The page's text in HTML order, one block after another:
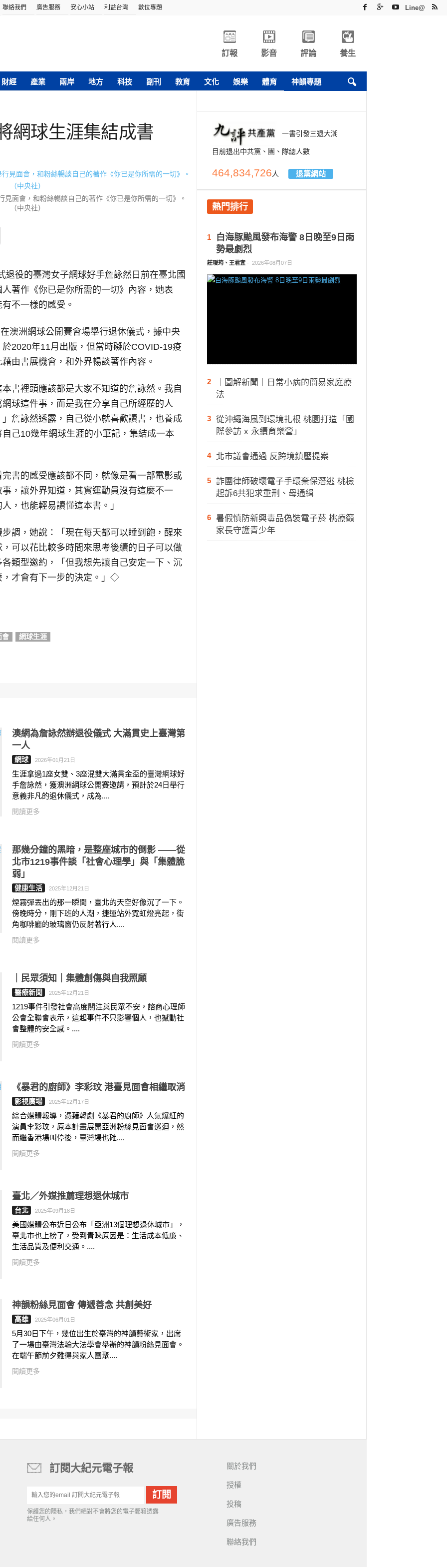
聯絡我們 廣告服務 安心小站 利益台灣 數位專題 Line@
訂報 影音 評論 養生
財經 產業 兩岸 地方 科技 副刊 教育 文化 娛樂 體育 神韻專題
網球生涯集結成書
面會，和粉絲暢談自己的著作《你已是你所需的一切》。
（中央社）
退役的臺灣女子網球好手詹詠然日前在臺北國
著作《你已是你所需的一切》內容，她表
不一樣的感受。
澳洲網球公開賽會場舉行退休儀式，據中央
2020年11月出版，但當時礙於COVID-19疫
由書展機會，和外界暢談著作內容。
書裡頭應該都是大家不知道的詹詠然。我自
球這件事，而是我在分享自己所經歷的人
詹詠然透露，自己從小就喜歡讀書，也養成
己10幾年網球生涯的小筆記，集結成一本
書的感受應該都不同，就像是看一部電影或
，讓外界知道，其實運動員沒有這麼不一
，也能輕易讀懂這本書。」
調，她說：「現在每天都可以睡到飽，醒來
可以花比較多時間來思考後續的日子可以做
類型邀約，「但我想先讓自己安定一下、沉
，才會有下一步的決定。」◇
會 網球生涯
澳網為詹詠然辦退役儀式 大滿貫史上臺灣第
一人
網球 2026年01月21日
生涯拿過1座女雙、3座混雙大滿貫金盃的臺灣網球好
手詹詠然，獲澳洲網球公開賽邀請，預計於24日舉行
意義非凡的退休儀式，成為....
閱讀更多
那幾分鐘的黑暗，是整座城市的倒影 ——從
北市1219事件談「社會心理學」與「集體脆
弱」
健康生活 2025年12月21日
煙霧彈丟出的那一瞬間，臺北的天空好像沉了一下。
傍晚時分，剛下班的人潮，捷運站外霓虹燈亮起，街
角咖啡廳的玻璃窗仍反射著行人....
閱讀更多
｜民眾須知｜集體創傷與自我照顧
醫療新聞 2025年12月21日
1219事件引發社會高度關注與民眾不安，諮商心理師
公會全聯會表示，這起事件不只影響個人，也撼動社
會整體的安全感。....
閱讀更多
《暴君的廚師》李彩玟 港臺見面會相繼取消
影視廣場 2025年12月17日
綜合媒體報導，憑藉韓劇《暴君的廚師》人氣爆紅的
演員李彩玟，原本計畫展開亞洲粉絲見面會巡迴，然
而繼香港場叫停後，臺灣場也確....
閱讀更多
臺北／外媒推薦理想退休城市
台北 2025年09月18日
美國媒體公布近日公布「亞洲13個理想退休城市」，
臺北市也上榜了，受到青睞原因是：生活成本低廉、
生活品質及便利交通。....
閱讀更多
神韻粉絲見面會 傳遞善念 共創美好
高雄 2025年06月01日
5月30日下午，幾位出生於臺灣的神韻藝術家，出席
了一場由臺灣法輪大法學會舉辦的神韻粉絲見面會。
在端午節前夕難得與家人團聚....
閱讀更多
一書引發三退大潮
目前退出中共黨、團、隊總人數
464,834,726人 退黨網站
熱門排行
1
白海豚颱風發布海警 8日晚至9日雨
勢最劇烈
莊璦筠、王君宜 - 2026年08月07日
2
｜圖解新聞｜日常小病的簡易家庭療
法
3
從沖繩海風到環境扎根 桃園打造「國
際參訪 x 永續育樂營」
4 北市議會通過 反跨境鎮壓提案
5
詐團律師破壞電子手環棄保潛逃 桃檢
起訴6共犯求重刑、母通緝
6
暑假慎防新興毒品偽裝電子菸 桃療籲
家長守護青少年
訂閱大紀元電子報
保護您的隱私，我們絕對不會將您的電子郵箱透露
給任何人。
關於我們
授權
投稿
廣告服務
聯絡我們